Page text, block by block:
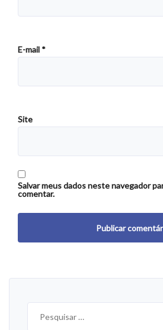
E-mail *
Site
Salvar meus dados neste navegador
comentar.
por: